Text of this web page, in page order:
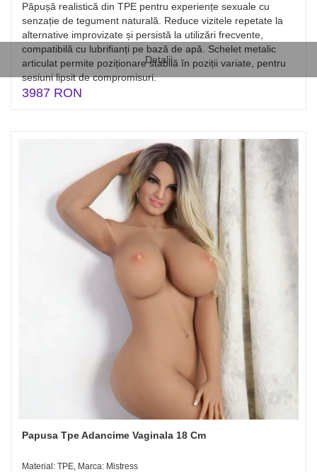
Detalii
Păpușă realistică din TPE pentru experiențe sexuale cu
senzație de tegument naturală. Reduce vizitele repetate la
alternative improvizate și persistă la utilizări frecvente,
compatibilă cu lubrifianți pe bază de apă. Schelet metalic
articulat permite poziționare stabilă în poziții variate, pentru
sesiuni lipsit de compromisuri.
3987 RON
Papusa Tpe Adancime Vaginala 18 Cm
Material: TPE, Marca: Mistress